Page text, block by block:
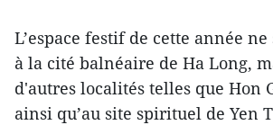
L’espace festif de cette année
à la cité balnéaire de Ha Long,
d'autres localités telles que Hon
ainsi qu’au site spirituel de Yen